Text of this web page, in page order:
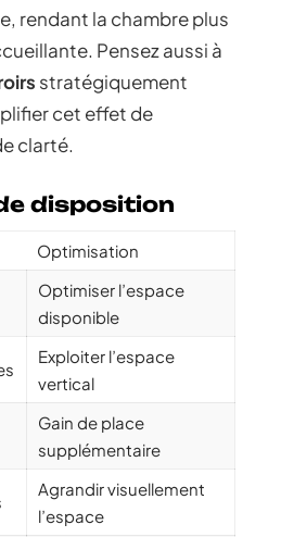
rendant la chambre plus
Pensez aussi à
stratégiquement
cet effet de
clarté.
disposition
Optimisation
Optimiser l’espace
disponible
Exploiter l’espace
vertical
Gain de place
supplémentaire
Agrandir visuellement
l’espace